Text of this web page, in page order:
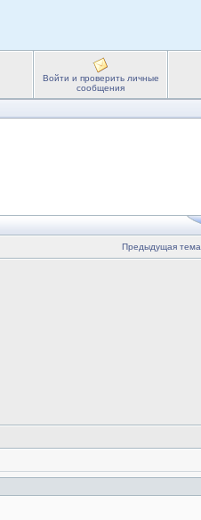
Войти и проверить личные
сообщения
Предыдущая тема